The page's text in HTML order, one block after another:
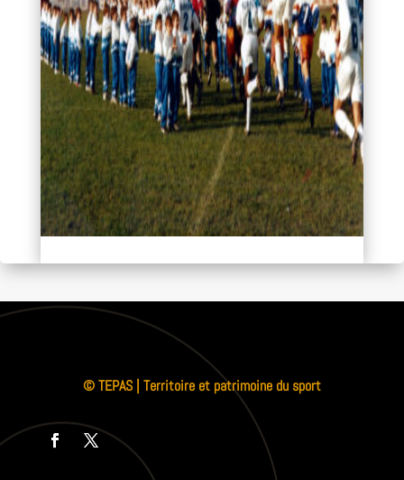
© TEPAS | Territoire et patrimoine du sport